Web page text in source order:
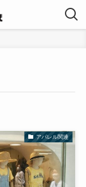
アパレル関連